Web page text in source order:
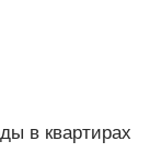
в квартирах